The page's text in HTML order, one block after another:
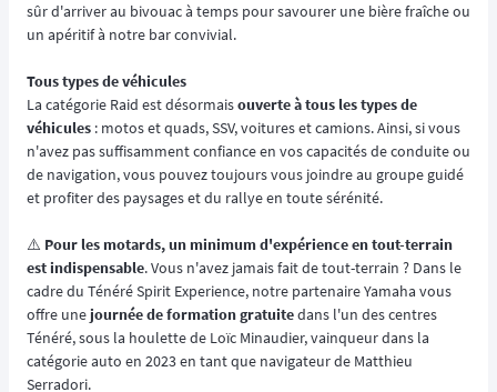
sûr d'arriver au bivouac à temps pour savourer une bière fraîche ou
un apéritif à notre bar convivial.
Tous types de véhicules
La catégorie Raid est désormaisouverte à tous les types de
véhicules : motos et quads, SSV, voitures et camions. Ainsi, si vous
n'avez pas suffisamment confiance en vos capacités de conduite ou
de navigation, vous pouvez toujours vous joindre au groupe guidé
et profiter des paysages et du rallye en toute sérénité.
⚠️ Pour les motards, un minimum d'expérience en tout-terrain
est indispensable. Vous n'avez jamais fait de tout-terrain ? Dans le
cadre du Ténéré Spirit Experience, notre partenaire Yamaha vous
offre unejournée de formation gratuitedans l'un des centres
Ténéré, sous la houlette de Loïc Minaudier, vainqueur dans la
catégorie auto en 2023 en tant que navigateur de Matthieu
Serradori.